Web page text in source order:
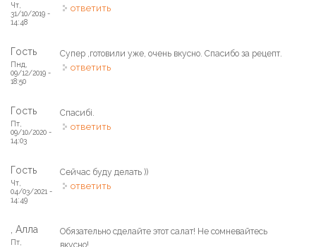
Чт,
31/10/2019 -
14:48
ответить
Гость
Пнд,
09/12/2019 -
18:50
Супер ,готовили уже, очень вкусно. Спасибо за рецепт.
ответить
Гость
Пт,
09/10/2020 -
14:03
Спасибі.
ответить
Гость
Чт,
04/03/2021 -
14:49
Сейчас буду делать ))
ответить
, Алла
Пт,
Обязательно сделайте этот салат! Не сомневайтесь
вкусно!